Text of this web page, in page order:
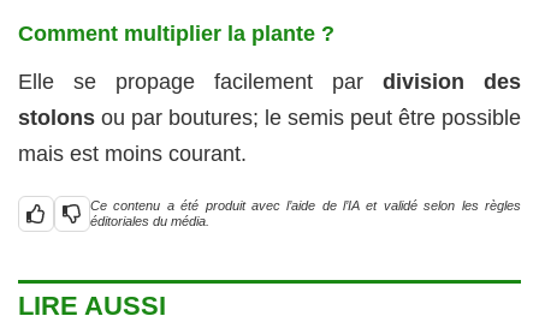
Comment multiplier la plante ?
Elle se propage facilement par division des
stolons ou par boutures; le semis peut être possible
mais est moins courant.
Ce contenu a été produit avec l’aide de l’IA et validé selon les règles
éditoriales du média.
LIRE AUSSI